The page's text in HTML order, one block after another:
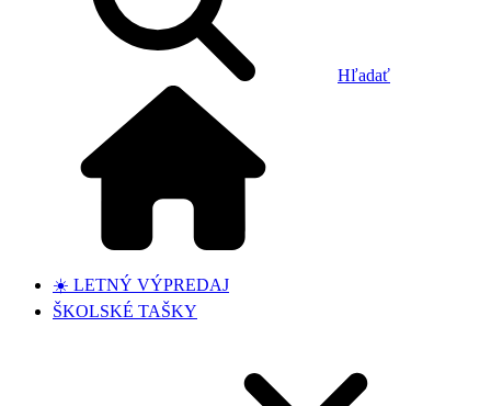
Hľadať
☀️ LETNÝ VÝPREDAJ
ŠKOLSKÉ TAŠKY